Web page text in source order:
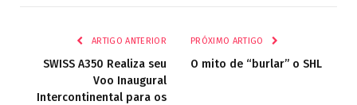
ARTIGO ANTERIOR
SWISS A350 Realiza seu
Voo Inaugural
Intercontinental para os
PRÓXIMO ARTIGO
O mito de “burlar” o SHL